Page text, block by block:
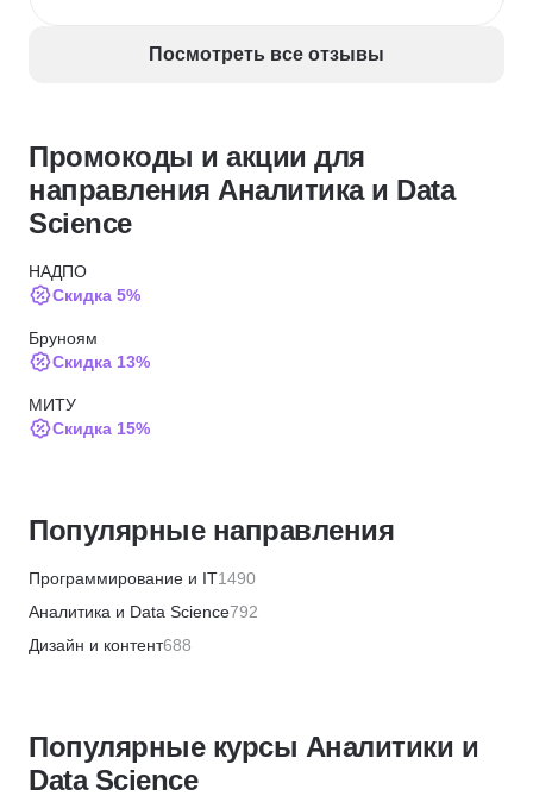
Посмотреть все отзывы
Промокоды и акции для
направления Аналитика и Data
Science
НАДПО
Скидка 5%
Бруноям
Скидка 13%
МИТУ
Скидка 15%
Moscow Business School
МИПО
BABOKSchool
Скидка 10%
Популярные направления
Программирование и IT1490
Аналитика и Data Science792
Дизайн и контент688
Финансы и бухгалтерия655
HR и рекрутинг327
Популярные курсы Аналитики и
Data Science